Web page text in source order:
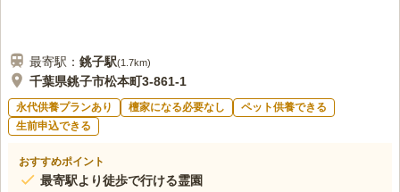
最寄駅： 銚子駅(1.7km)
千葉県銚子市松本町3-861-1
永代供養プランあり 檀家になる必要なし
ペット供養できる
生前申込できる
おすすめポイント
最寄駅より徒歩で行ける霊園